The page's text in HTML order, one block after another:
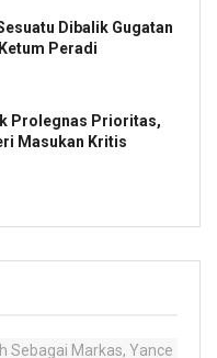
Dibalik Gugatan
Peradi
Prolegnas Prioritas,
Masukan Kritis